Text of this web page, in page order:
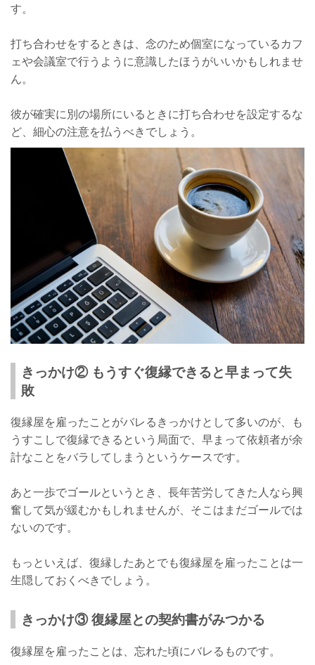
す。
打ち合わせをするときは、念のため個室になっているカフ
ェや会議室で行うように意識したほうがいいかもしれませ
ん。
彼が確実に別の場所にいるときに打ち合わせを設定するな
ど、細心の注意を払うべきでしょう。
きっかけ② もうすぐ復縁できると早まって失
敗
復縁屋を雇ったことがバレるきっかけとして多いのが、も
うすこしで復縁できるという局面で、早まって依頼者が余
計なことをバラしてしまうというケースです。
あと一歩でゴールというとき、長年苦労してきた人なら興
奮して気が緩むかもしれませんが、そこはまだゴールでは
ないのです。
もっといえば、復縁したあとでも復縁屋を雇ったことは一
生隠しておくべきでしょう。
きっかけ③ 復縁屋との契約書がみつかる
復縁屋を雇ったことは、忘れた頃にバレるものです。